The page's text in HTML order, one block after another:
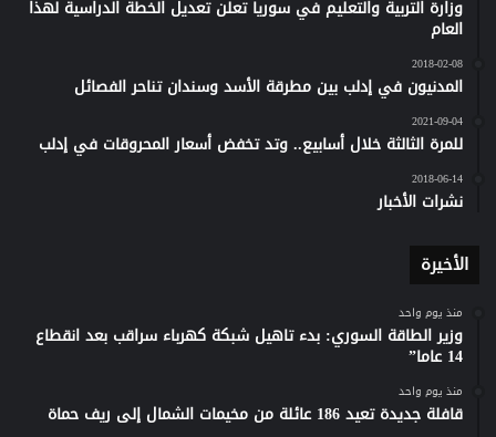
وزارة التربية والتعليم في سوريا تعلن تعديل الخطة الدراسية لهذا
العام
2018-02-08
المدنيون في إدلب بين مطرقة الأسد وسندان تناحر الفصائل
2021-09-04
للمرة الثالثة خلال أسابيع.. وتد تخفض أسعار المحروقات في إدلب
2018-06-14
نشرات الأخبار
الأخيرة
منذ يوم واحد
وزير الطاقة السوري: بدء تاهيل شبكة كهرباء سراقب بعد انقطاع
14 عاما”
منذ يوم واحد
قافلة جديدة تعيد 186 عائلة من مخيمات الشمال إلى ريف حماة